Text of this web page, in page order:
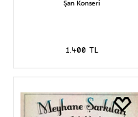
Şan Konseri
1.400 TL